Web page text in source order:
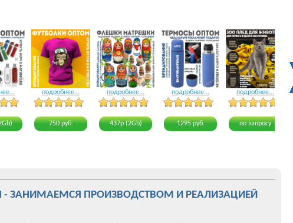
19 голосов
подробнее...
21 голос
750 руб.
подробнее...
19 голосов
437р (2Gb)
подробнее...
16 голосов
1295 руб.
подробнее...
по запросу
ЗАНИМАЕМСЯ ПРОИЗВОДСТВОМ И РЕАЛИЗАЦИЕЙ